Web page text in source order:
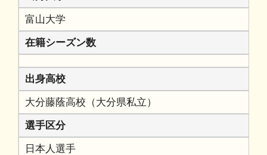
富山大学
在籍シーズン数
出身高校
大分藤蔭高校（大分県私立）
選手区分
日本人選手